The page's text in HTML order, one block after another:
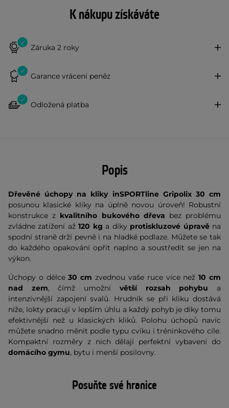
K nákupu získáváte
Záruka 2 roky
Garance vrácení peněz
Odložená platba
Popis
Dřevěné úchopy na kliky inSPORTline Gripolix 30 cm
posunou klasické kliky na úplně novou úroveň! Robustní
konstrukce z kvalitního bukového dřeva bez problému
zvládne zatížení až120 kg a díky protiskluzové úpravěna
spodní straně drží pevně i na hladké podlaze. Můžete se tak
do každého opakování opřít naplno a soustředit se jen na
výkon.
Úchopy o délce30 cm zvednou vaše ruce více než10 cm
nad zem, čímž umožní větší rozsah pohybu a
intenzivnější zapojení svalů. Hrudník se při kliku dostává
níže, lokty pracují v lepším úhlu a každý pohyb je díky tomu
efektivnější než u klasických kliků. Polohu úchopů navíc
můžete snadno měnit podle typu cviku i tréninkového cíle.
Kompaktní rozměry z nich dělají perfektní vybavení do
domácího gymu, bytu i menší posilovny.
Posuňte své hranice